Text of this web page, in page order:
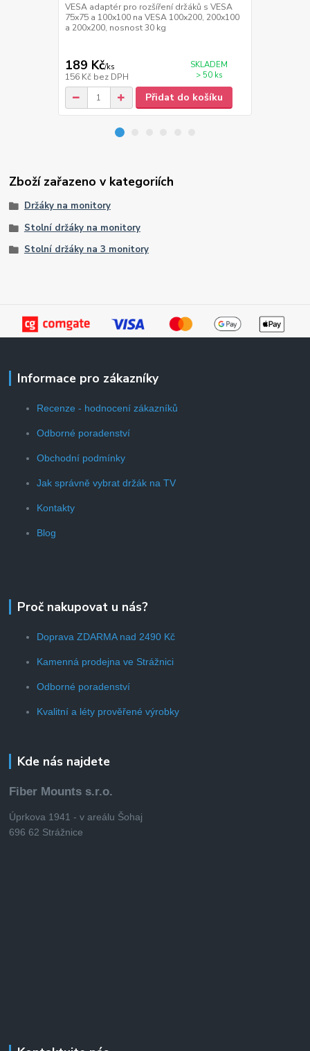
VESA adaptér pro rozšíření držáků s VESA
75x75 a 100x100 na VESA 100x200, 200x100
a 200x200, nosnost 30 kg
189 Kč/ks
156 Kč bez DPH
SKLADEM
> 50 ks
Přidat do košíku
Zboží zařazeno v kategoriích
Držáky na monitory
Stolní držáky na monitory
Stolní držáky na 3 monitory
Informace pro zákazníky
Recenze - hodnocení zákazníků
Odborné poradenství
Obchodní podmínky
Jak správně vybrat držák na TV
Kontakty
Blog
Proč nakupovat u nás?
Doprava ZDARMA nad 2490 Kč
Kamenná prodejna ve Strážnici
Odborné poradenství
Kvalitní a léty prověřené výrobky
Kde nás najdete
Fiber Mounts s.r.o.
Úprkova 1941 - v areálu Šohaj
696 62 Strážnice